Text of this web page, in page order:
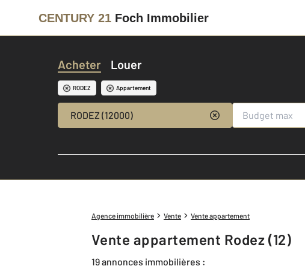
CENTURY 21 Foch Immobilier
Acheter Louer
RODEZ Appartement
RODEZ (12000)
Agence immobilière Vente Vente appartement
Vente appartement Rodez (12)
19 annonces immobilières :